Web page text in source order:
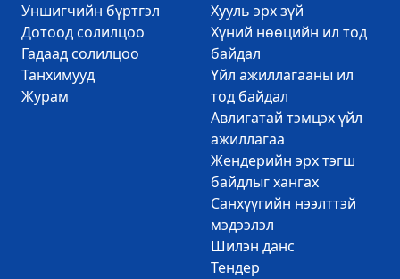
Уншигчийн бүртгэл
Дотоод солилцоо
Гадаад солилцоо
Танхимууд
Журам
Хууль эрх зүй
Хүний нөөцийн ил тод
байдал
Үйл ажиллагааны ил
тод байдал
Авлигатай тэмцэх үйл
ажиллагаа
Жендерийн эрх тэгш
байдлыг хангах
Санхүүгийн нээлттэй
мэдээлэл
Шилэн данс
Тендер